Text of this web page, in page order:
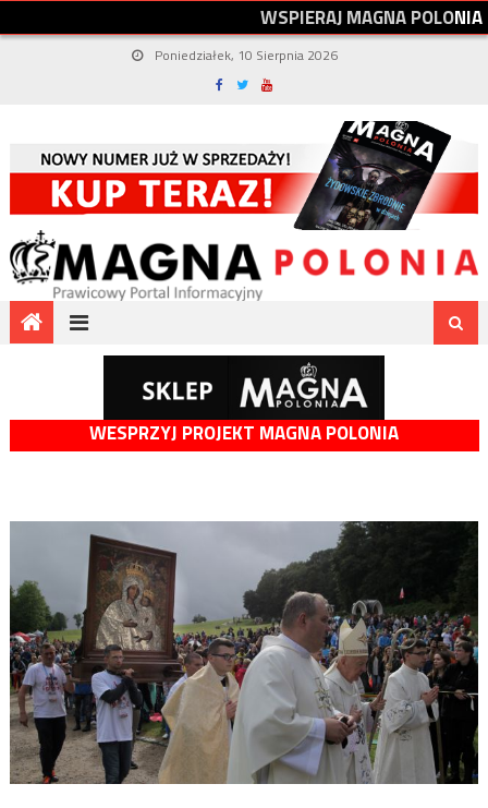
WSPIERAJMAGNAPOLONIA
Poniedziałek, 10 Sierpnia 2026
WESPRZYJ PROJEKT MAGNA POLONIA